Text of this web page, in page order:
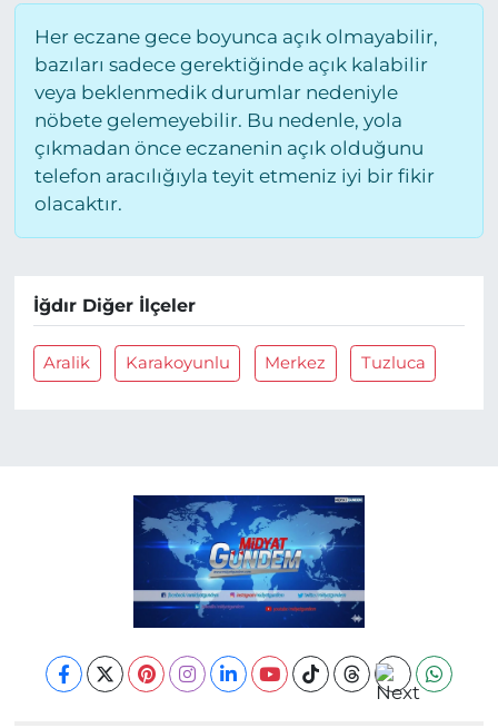
Her eczane gece boyunca açık olmayabilir,
bazıları sadece gerektiğinde açık kalabilir
veya beklenmedik durumlar nedeniyle
nöbete gelemeyebilir. Bu nedenle, yola
çıkmadan önce eczanenin açık olduğunu
telefon aracılığıyla teyit etmeniz iyi bir fikir
olacaktır.
İğdır Diğer İlçeler
Aralik Karakoyunlu Merkez Tuzluca